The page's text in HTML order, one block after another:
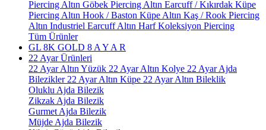
Piercing Altın Göbek Piercing Altın Earcuff / Kıkırdak Küpe
Piercing Altın Hook / Baston Küpe Altın Kaş / Rook Piercing
Altın Industriel EarcuffAltın Harf Koleksiyon Piercing
Tüm Ürünler
GL 8K GOLD 8 A Y A R
22 Ayar Ürünleri
22 Ayar Altın Yüzük 22 Ayar Altın Kolye 22 Ayar Ajda
Bilezikler 22 Ayar Altın Küpe 22 Ayar Altın Bileklik
Oluklu Ajda Bilezik
Zikzak Ajda Bilezik
Gurmet Ajda Bilezik
Müjde Ajda Bilezik